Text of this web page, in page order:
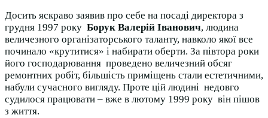
Досить яскраво заявив про себе на посаді директора з
грудня 1997 року Борук Валерій Іванович, людина
величезного організаторського таланту, навколо якої все
починало «крутитися» і набирати оберти. За півтора роки
його господарювання проведено величезний обсяг
ремонтних робіт, більшість приміщень стали естетичними,
набули сучасного вигляду. Проте цій людині недовго
судилося працювати – вже в лютому 1999 року він пішов
з життя.